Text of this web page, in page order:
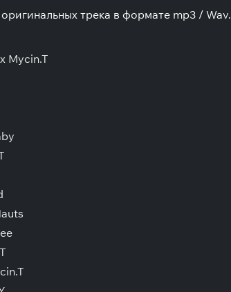
трека в формате mp3 / Wav.
Mycin.T